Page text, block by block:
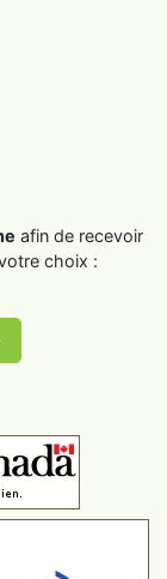
afin de recevoir
choix :